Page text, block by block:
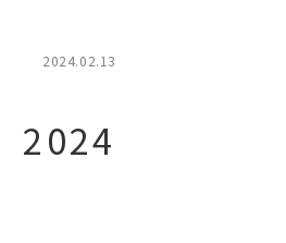
2024.02.13
2024